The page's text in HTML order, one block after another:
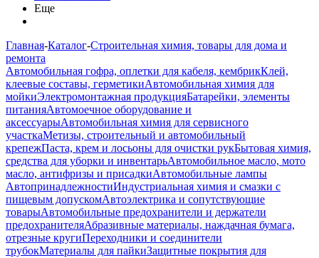
Еще
Главная-Каталог-Строительная химия, товары для дома и
ремонта
Автомобильная гофра, оплетки для кабеля, кембрикКлей,
клеевые составы, герметикиАвтомобильная химия для
мойкиЭлектромонтажная продукцияБатарейки, элементы
питанияАвтомоечное оборудование и
аксессуарыАвтомобильная химия для сервисного
участкаМетизы, строительный и автомобильный
крепежПаста, крем и лосьоны для очистки рукБытовая химия,
средства для уборки и инвентарьАвтомобильное масло, мото
масло, антифризы и присадкиАвтомобильные лампы
АвтопринадлежностиИндустриальная химия и смазки с
пищевым допускомАвтоэлектрика и сопутствующие
товарыАвтомобильные предохранители и держатели
предохранителяАбразивные материалы, наждачная бумага,
отрезные кругиПереходники и соединители
трубокМатериалы для пайкиЗащитные покрытия для